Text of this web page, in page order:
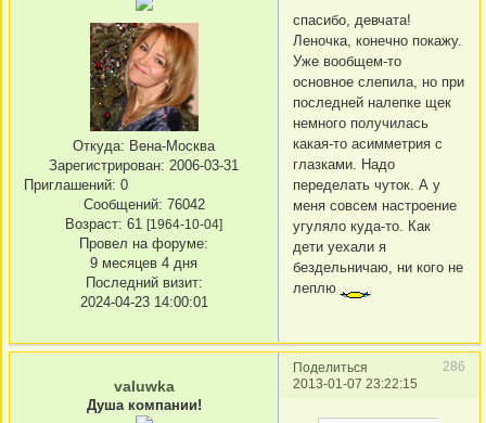
Откуда: Вена-Москва
Зарегистрирован: 2006-03-31
Приглашений: 0
Сообщений: 76042
Возраст: 61 [1964-10-04]
Провел на форуме:
9 месяцев 4 дня
Последний визит:
2024-04-23 14:00:01
спасибо, девчата!
Леночка, конечно покажу.
Уже вообщем-то
основное слепила, но при
последней налепке щек
немного получилась
какая-то асимметрия с
глазками. Надо
переделать чуток. А у
меня совсем настроение
угуляло куда-то. Как
дети уехали я
бездельничаю, ни кого не
леплю
Поделиться
286
2013-01-07 23:22:15
valuwka
Душа компании!